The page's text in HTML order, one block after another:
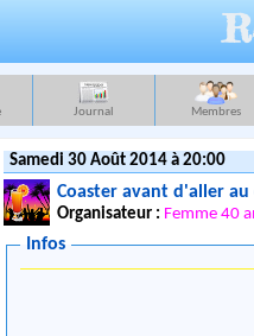
Journal Membres
Samedi 30 Août 2014 à 20:00
Coaster avant d'aller
Organisateur : Femme 40
Infos